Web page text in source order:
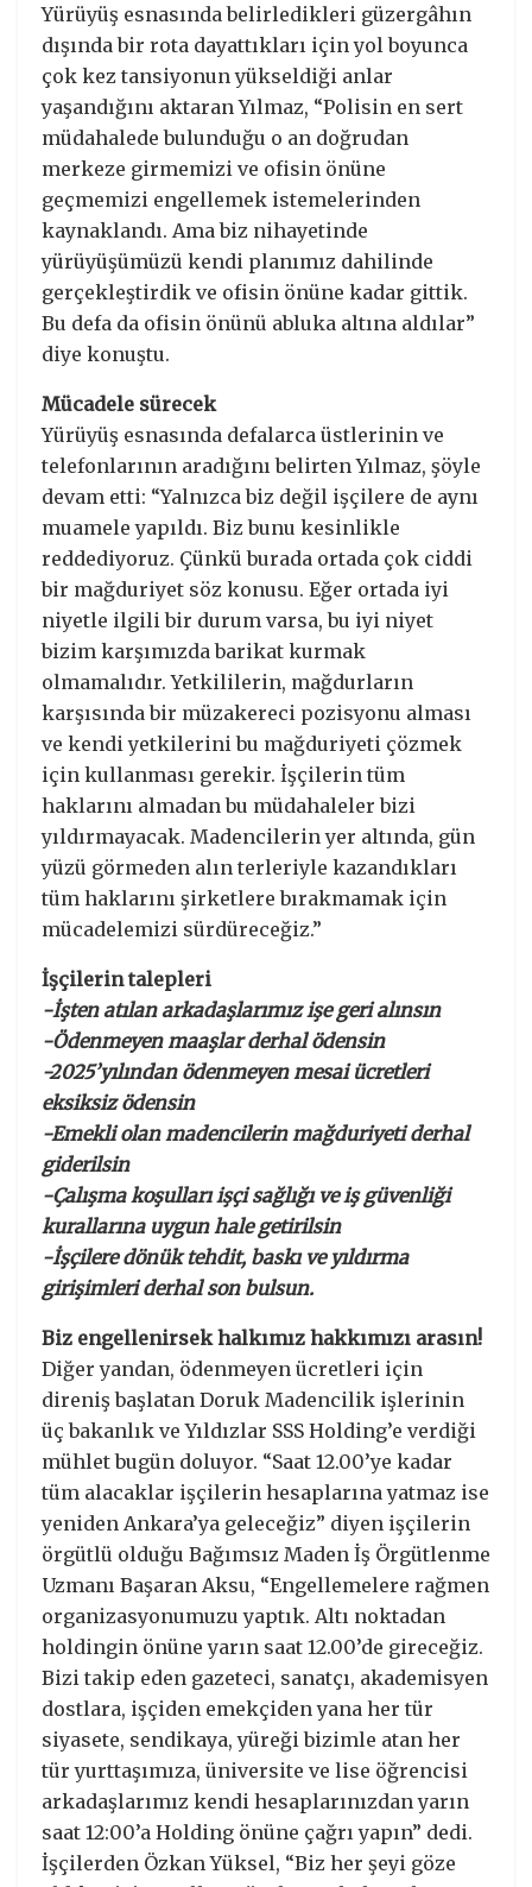
Yürüyüş esnasında belirledikleri güzergâhın
dışında bir rota dayattıkları için yol boyunca
çok kez tansiyonun yükseldiği anlar
yaşandığını aktaran Yılmaz, “Polisin en sert
müdahalede bulunduğu o an doğrudan
merkeze girmemizi ve ofisin önüne
geçmemizi engellemek istemelerinden
kaynaklandı. Ama biz nihayetinde
yürüyüşümüzü kendi planımız dahilinde
gerçekleştirdik ve ofisin önüne kadar gittik.
Bu defa da ofisin önünü abluka altına aldılar”
diye konuştu.
Mücadele sürecek
Yürüyüş esnasında defalarca üstlerinin ve
telefonlarının aradığını belirten Yılmaz, şöyle
devam etti: “Yalnızca biz değil işçilere de aynı
muamele yapıldı. Biz bunu kesinlikle
reddediyoruz. Çünkü burada ortada çok ciddi
bir mağduriyet söz konusu. Eğer ortada iyi
niyetle ilgili bir durum varsa, bu iyi niyet
bizim karşımızda barikat kurmak
olmamalıdır. Yetkililerin, mağdurların
karşısında bir müzakereci pozisyonu alması
ve kendi yetkilerini bu mağduriyeti çözmek
için kullanması gerekir. İşçilerin tüm
haklarını almadan bu müdahaleler bizi
yıldırmayacak. Madencilerin yer altında, gün
yüzü görmeden alın terleriyle kazandıkları
tüm haklarını şirketlere bırakmamak için
mücadelemizi sürdüreceğiz.”
İşçilerin talepleri
-İşten atılan arkadaşlarımız işe geri alınsın
-Ödenmeyen maaşlar derhal ödensin
-2025’yılından ödenmeyen mesai ücretleri
eksiksiz ödensin
-Emekli olan madencilerin mağduriyeti derhal
giderilsin
-Çalışma koşulları işçi sağlığı ve iş güvenliği
kurallarına uygun hale getirilsin
-İşçilere dönük tehdit, baskı ve yıldırma
girişimleri derhal son bulsun.
Biz engellenirsek halkımız hakkımızı arasın!
Diğer yandan, ödenmeyen ücretleri için
direniş başlatan Doruk Madencilik işlerinin
üç bakanlık ve Yıldızlar SSS Holding’e verdiği
mühlet bugün doluyor. “Saat 12.00’ye kadar
tüm alacaklar işçilerin hesaplarına yatmaz ise
yeniden Ankara’ya geleceğiz” diyen işçilerin
örgütlü olduğu Bağımsız Maden İş Örgütlenme
Uzmanı Başaran Aksu, “Engellemelere rağmen
organizasyonumuzu yaptık. Altı noktadan
holdingin önüne yarın saat 12.00’de gireceğiz.
Bizi takip eden gazeteci, sanatçı, akademisyen
dostlara, işçiden emekçiden yana her tür
siyasete, sendikaya, yüreği bizimle atan her
tür yurttaşımıza, üniversite ve lise öğrencisi
arkadaşlarımız kendi hesaplarınızdan yarın
saat 12:00’a Holding önüne çağrı yapın” dedi.
İşçilerden Özkan Yüksel, “Biz her şeyi göze